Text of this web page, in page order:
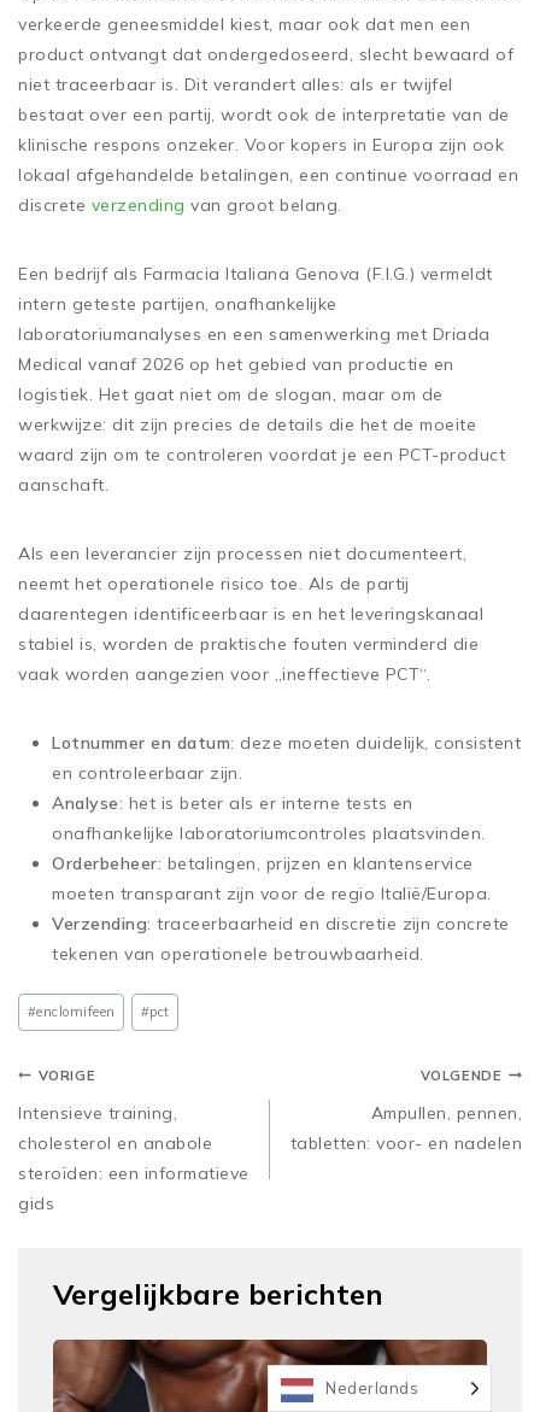
verkeerde geneesmiddel kiest, maar ook dat men een
product ontvangt dat ondergedoseerd, slecht bewaard of
niet traceerbaar is. Dit verandert alles: als er twijfel
bestaat over een partij, wordt ook de interpretatie van de
klinische respons onzeker. Voor kopers in Europa zijn ook
lokaal afgehandelde betalingen, een continue voorraad en
discrete verzending van groot belang.
Een bedrijf als Farmacia Italiana Genova (F.I.G.) vermeldt
intern geteste partijen, onafhankelijke
laboratoriumanalyses en een samenwerking met Driada
Medical vanaf 2026 op het gebied van productie en
logistiek. Het gaat niet om de slogan, maar om de
werkwijze: dit zijn precies de details die het de moeite
waard zijn om te controleren voordat je een PCT-product
aanschaft.
Als een leverancier zijn processen niet documenteert,
neemt het operationele risico toe. Als de partij
daarentegen identificeerbaar is en het leveringskanaal
stabiel is, worden de praktische fouten verminderd die
vaak worden aangezien voor „ineffectieve PCT“.
Lotnummer en datum: deze moeten duidelijk, consistent
en controleerbaar zijn.
Analyse: het is beter als er interne tests en
onafhankelijke laboratoriumcontroles plaatsvinden.
Orderbeheer: betalingen, prijzen en klantenservice
moeten transparant zijn voor de regio Italië/Europa.
Verzending: traceerbaarheid en discretie zijn concrete
tekenen van operationele betrouwbaarheid.
#enclomifeen #pct
VORIGE
Intensieve training,
cholesterol en anabole
steroïden: een informatieve
gids
VOLGENDE
Ampullen, pennen,
tabletten: voor- en nadelen
Vergelijkbare berichten
Nederlands